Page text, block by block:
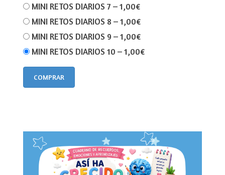
MINI RETOS DIARIOS 7 –1,00€
MINI RETOS DIARIOS 8 –1,00€
MINI RETOS DIARIOS 9 –1,00€
MINI RETOS DIARIOS 10 –1,00€
COMPRAR